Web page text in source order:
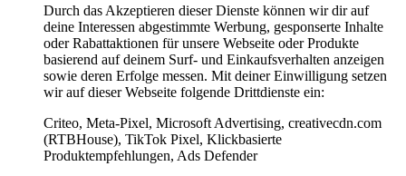
Durch das Akzeptieren dieser Dienste können wir dir auf
deine Interessen abgestimmte Werbung, gesponserte Inhalte
oder Rabattaktionen für unsere Webseite oder Produkte
basierend auf deinem Surf- und Einkaufsverhalten anzeigen
sowie deren Erfolge messen. Mit deiner Einwilligung setzen
wir auf dieser Webseite folgende Drittdienste ein:
Criteo, Meta-Pixel, Microsoft Advertising, creativecdn.com
(RTBHouse), TikTok Pixel, Klickbasierte
Produktempfehlungen, Ads Defender